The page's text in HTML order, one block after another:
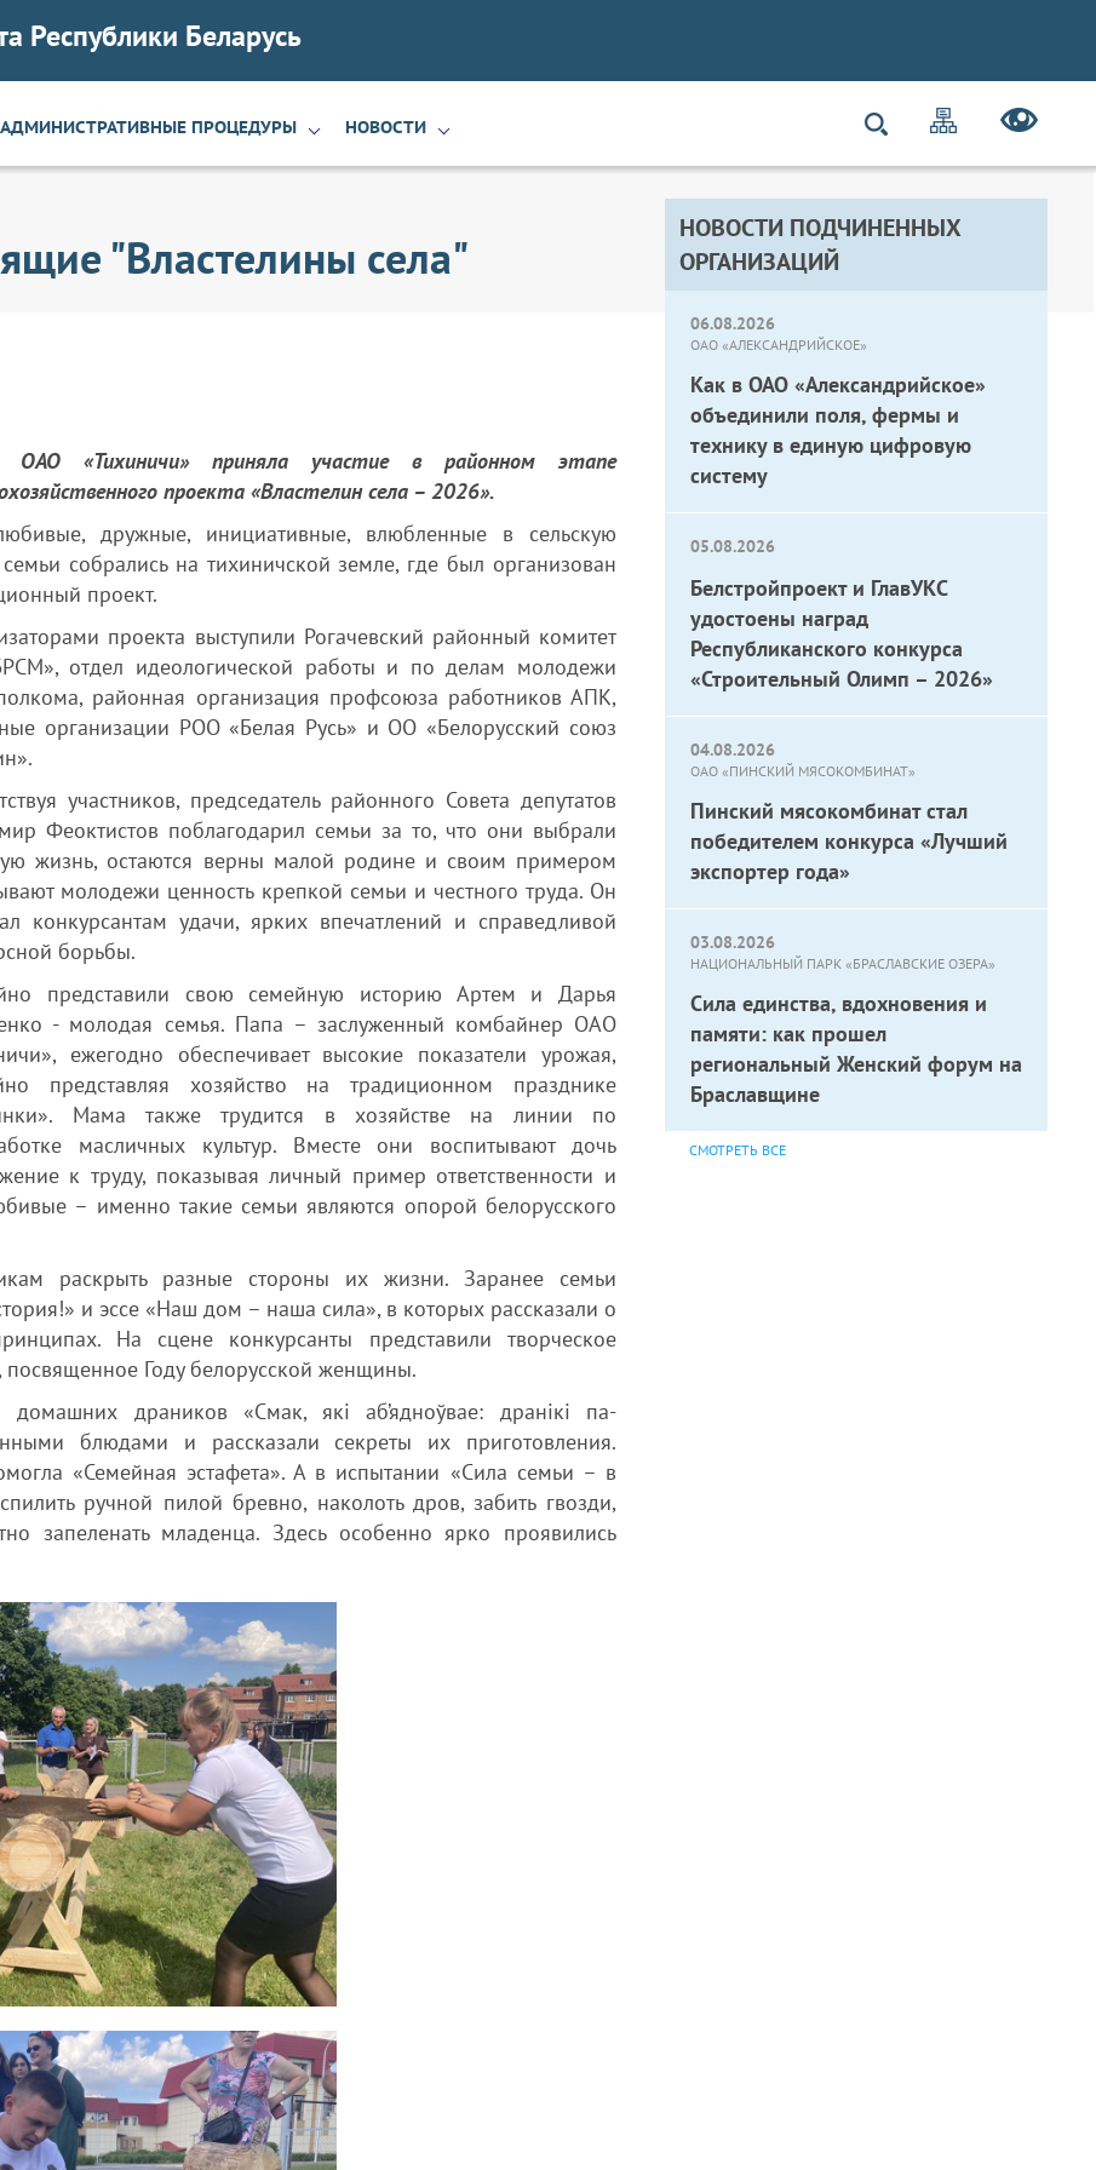
Республики Беларусь
АДМИНИСТРАТИВНЫЕ ПРОЦЕДУРЫ НОВОСТИ
НОВОСТИ ПОДЧИНЕННЫХ
ОРГАНИЗАЦИЙ
06.08.2026
ОАО «АЛЕКСАНДРИЙСКОЕ»
Как в ОАО «Александрийское»
объединили поля, фермы и
технику в единую цифровую
систему
05.08.2026
Белстройпроект и ГлавУКС
удостоены наград
Республиканского конкурса
«Строительный Олимп – 2026»
04.08.2026
ОАО «ПИНСКИЙ МЯСОКОМБИНАТ»
Пинский мясокомбинат стал
победителем конкурса «Лучший
экспортер года»
03.08.2026
НАЦИОНАЛЬНЫЙ ПАРК «БРАСЛАВСКИЕ ОЗЕРА»
Сила единства, вдохновения и
памяти: как прошел
региональный Женский форум на
Браславщине
СМОТРЕТЬ ВСЕ
"Властелины села"
«Тихиничи» приняла участие в районном этапе
проекта «Властелин села – 2026».
дружные, инициативные, влюбленные в сельскую
собрались на тихиничской земле, где был организован
проект.
проекта выступили Рогачевский районный комитет
отдел идеологической работы и по делам молодежи
районная организация профсоюза работников АПК,
организации РОО «Белая Русь» и ОО «Белорусский союз
участников, председатель районного Совета депутатов
Феоктистов поблагодарил семьи за то, что они выбрали
жизнь, остаются верны малой родине и своим примером
молодежи ценность крепкой семьи и честного труда. Он
конкурсантам удачи, ярких впечатлений и справедливой
борьбы.
представили свою семейную историю Артем и Дарья
- молодая семья. Папа – заслуженный комбайнер ОАО
ежегодно обеспечивает высокие показатели урожая,
представляя хозяйство на традиционном празднике
Мама также трудится в хозяйстве на линии по
масличных культур. Вместе они воспитывают дочь
к труду, показывая личный пример ответственности и
– именно такие семьи являются опорой белорусского
раскрыть разные стороны их жизни. Заранее семьи
и эссе «Наш дом – наша сила», в которых рассказали о
На сцене конкурсанты представили творческое
посвященное Году белорусской женщины.
драников «Смак, які аб’ядноўвае: дранікі па-
блюдами и рассказали секреты их приготовления.
«Семейная эстафета». А в испытании «Сила семьи – в
ручной пилой бревно, наколоть дров, забить гвозди,
запеленать младенца. Здесь особенно ярко проявились